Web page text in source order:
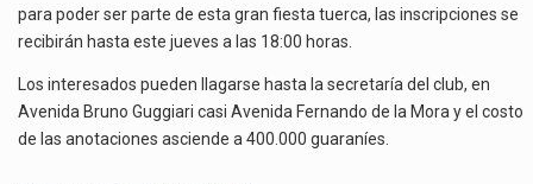
para poder ser parte de esta gran fiesta tuerca, las inscripciones se
recibirán hasta este jueves a las 18:00 horas.
Los interesados pueden llagarse hasta la secretaría del club, en
Avenida Bruno Guggiari casi Avenida Fernando de la Mora y el costo
de las anotaciones asciende a 400.000 guaraníes.